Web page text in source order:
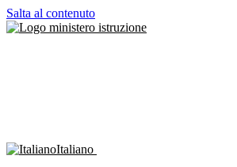
Salta al contenuto
Italiano